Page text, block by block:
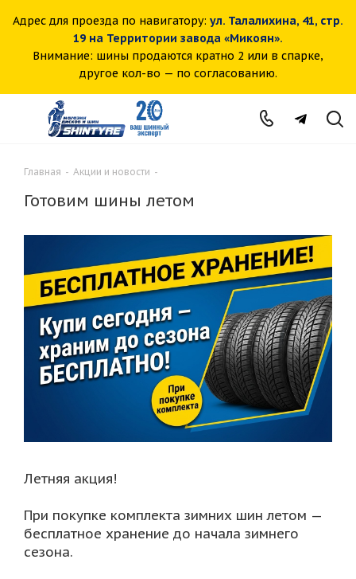
Адрес для проезда по навигатору: ул. Талалихина, 41, стр.
19 на Территории завода «Микоян».
Внимание: шины продаются кратно 2 или в спарке,
другое кол-во — по согласованию.
Главная - Акции и новости -
Готовим шины летом
Летняя акция!
При покупке комплекта зимних шин летом —
бесплатное хранение до начала зимнего
сезона.